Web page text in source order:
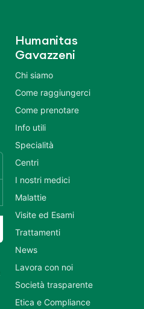
Humanitas
Gavazzeni
Chi siamo
Come raggiungerci
Come prenotare
Info utili
Specialità
Centri
I nostri medici
Malattie
Visite ed Esami
Trattamenti
News
Lavora con noi
Società trasparente
Etica e Compliance